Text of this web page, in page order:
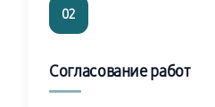
02
Согласование работ